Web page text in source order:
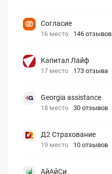
Согласие
16 место 146 отзывов
Капитал Лайф
17 место 173 отзыва
Georgia assistance
18 место 30 отзывов
Д2 Страхование
19 место 10 отзывов
АйАйСи